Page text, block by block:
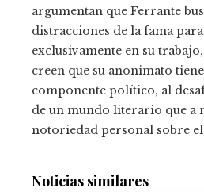
argumentan que Ferrante
distracciones de la fama
exclusivamente en su
creen que su anonimato
componente político, al
de un mundo literario que a
notoriedad personal sobre
Noticias similares